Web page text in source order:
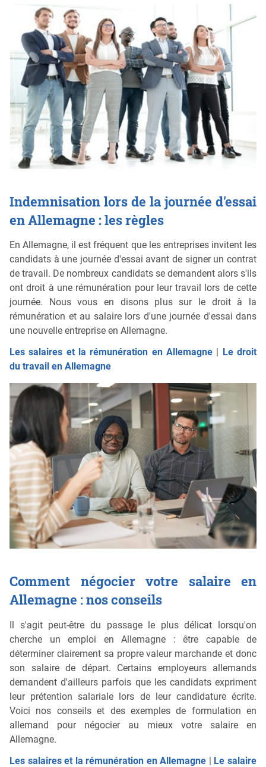
Indemnisation lors de la journée d'essai
en Allemagne : les règles
En Allemagne, il est fréquent que les entreprises invitent les
candidats à une journée d'essai avant de signer un contrat
de travail. De nombreux candidats se demandent alors s'ils
ont droit à une rémunération pour leur travail lors de cette
journée. Nous vous en disons plus sur le droit à la
rémunération et au salaire lors d'une journée d'essai dans
une nouvelle entreprise en Allemagne.
Les salaires et la rémunération en Allemagne
Le droit
du travail en Allemagne
Comment négocier votre salaire en
Allemagne : nos conseils
Il s'agit peut-être du passage le plus délicat lorsqu'on
cherche un emploi en Allemagne : être capable de
déterminer clairement sa propre valeur marchande et donc
son salaire de départ. Certains employeurs allemands
demandent d'ailleurs parfois que les candidats expriment
leur prétention salariale lors de leur candidature écrite.
Voici nos conseils et des exemples de formulation en
allemand pour négocier au mieux votre salaire en
Allemagne.
Les salaires et la rémunération en Allemagne | Le salaire